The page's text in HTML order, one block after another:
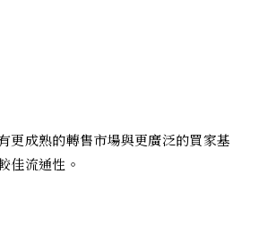
更成熟的轉售市場與更廣泛的買家基
佳流通性。